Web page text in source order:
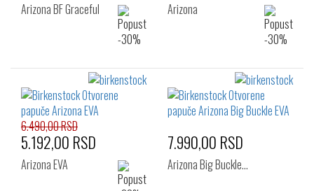
Arizona BF Graceful Arizona
6.490,00 RSD
5.192,00 RSD
Arizona EVA
7.990,00 RSD
Arizona Big Buckle…